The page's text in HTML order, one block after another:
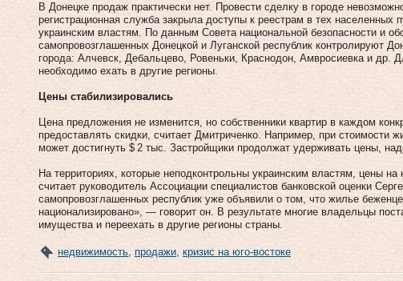
В Донецке продаж практически нет. Провести сделку в городе
регистрационная служба закрыла доступы к реестрам в тех населенных
украинским властям. По данным Совета национальной безопасности и
самопровозглашенных Донецкой и Луганской республик контролируют
города: Алчевск, Дебальцево, Ровеньки, Краснодон, Амвросиевка и др.
необходимо ехать в другие регионы.
Цены стабилизировались
Цена предложения не изменится, но собственники квартир в каждом
предоставлять скидки, считает Дмитриченко. Например, при стоимости
может достигнуть $ 2 тыс. Застройщики продолжат удерживать цены,
На территориях, которые неподконтрольны украинским властям, цены на
считает руководитель Ассоциации специалистов банковской оценки
самопровозглашенных республик уже объявили о том, что жилье
национализировано», — говорит он. В результате многие владельцы
имущества и переехать в другие регионы страны.
недвижимость, продажи, кризис на юго-востоке